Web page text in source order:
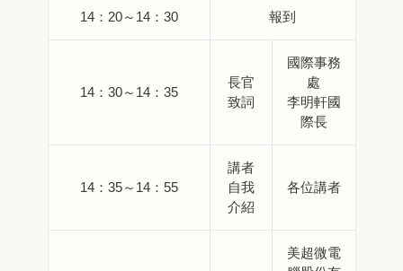
14：20～14：30 報到
14：30～14：35
長官
致詞
國際事務
處
李明軒國
際長
14：35～14：55
講者
自我
介紹
各位講者
美超微電